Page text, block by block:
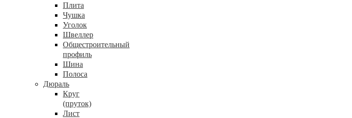
Плита
Чушка
Уголок
Швеллер
Общестроительный
профиль
Шина
Полоса
Дюраль
Круг
(пруток)
Лист